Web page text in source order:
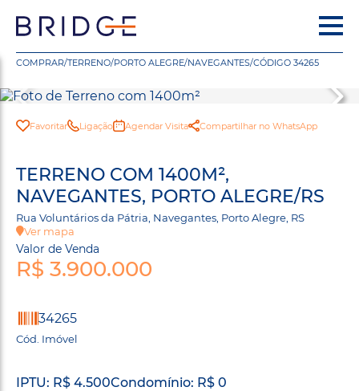
COMPRAR/TERRENO/PORTO ALEGRE/NAVEGANTES/CÓDIGO 34265
Favoritar Ligação Agendar Visita Compartilhar no WhatsApp
TERRENO COM 1400M²,
NAVEGANTES, PORTO ALEGRE/RS
Rua Voluntários da Pátria, Navegantes, Porto Alegre, RS
Ver mapa
Valor de Venda
R$ 3.900.000
34265
Cód. Imóvel
IPTU: R$ 4.500Condomínio: R$ 0